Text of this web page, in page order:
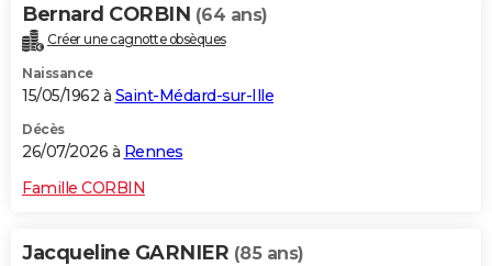
Bernard CORBIN (64 ans)
Créer une cagnotte obsèques
Naissance
15/05/1962 à Saint-Médard-sur-Ille
Décès
26/07/2026 à Rennes
Famille CORBIN
Jacqueline GARNIER (85 ans)